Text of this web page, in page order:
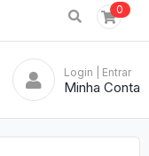
0
Login | Entrar
Minha Conta